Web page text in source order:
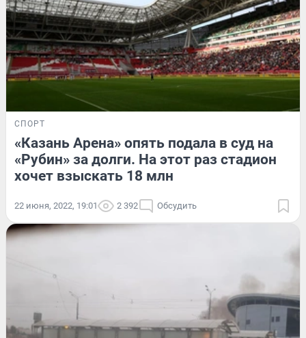
СПОРТ
«Казань Арена» опять подала в суд на
«Рубин» за долги. На этот раз стадион
хочет взыскать 18 млн
22 июня, 2022, 19:01 2 392 Обсудить